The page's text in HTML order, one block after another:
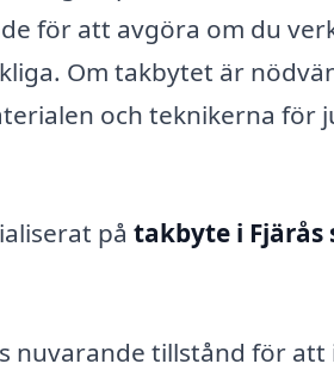
för att avgöra om du
Om takbytet är
och teknikerna för
på takbyte i Fjärås
nuvarande tillstånd för